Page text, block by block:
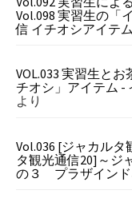
Vol.098 実習生の「
信 イチオシアイテム
VOL.033 実習生と
チオシ」アイテム -
より
Vol.036 [ジャカルタ
タ観光通信20]～ジ
の３ プラザインド